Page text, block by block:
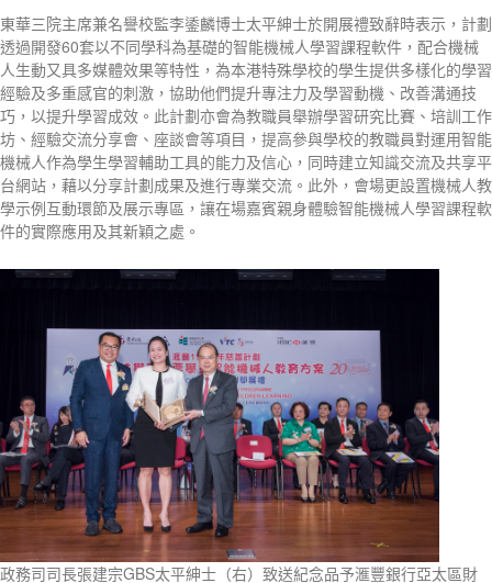
東華三院主席兼名譽校監李鋈麟博士太平紳士於開展禮致辭時表示，計劃
透過開發60套以不同學科為基礎的智能機械人學習課程軟件，配合機械
人生動又具多媒體效果等特性，為本港特殊學校的學生提供多樣化的學習
經驗及多重感官的刺激，協助他們提升專注力及學習動機、改善溝通技
巧，以提升學習成效。此計劃亦會為教職員舉辦學習研究比賽、培訓工作
坊、經驗交流分享會、座談會等項目，提高參與學校的教職員對運用智能
機械人作為學生學習輔助工具的能力及信心，同時建立知識交流及共享平
台網站，藉以分享計劃成果及進行專業交流。此外，會場更設置機械人教
學示例互動環節及展示專區，讓在場嘉賓親身體驗智能機械人學習課程軟
件的實際應用及其新穎之處。
政務司司長張建宗GBS太平紳士（右）致送紀念品予滙豐銀行亞太區財